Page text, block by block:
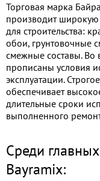
Торговая марка
производит широкую
для строительства:
обои, грунтовочные
смежные составы. Во
прописаны условия
эксплуатации.
обеспечивает
длительные сроки
выполненного
Среди
Bayramix: